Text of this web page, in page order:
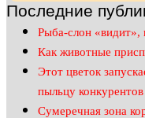
Последние
Рыба-слон «видит»,
Как животные
Этот цветок
пыльцу
Сумеречная зона